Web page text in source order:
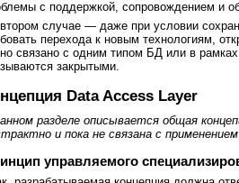
с поддержкой, сопровождением и
случае — даже при условии
перехода к новым технологиям,
связано с одним типом БД или в
закрытыми.
Data Access Layer
разделе описывается общая
и пока не связана с
управляемого